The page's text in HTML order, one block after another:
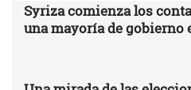
Syriza comienza los
una mayoría de gobierno